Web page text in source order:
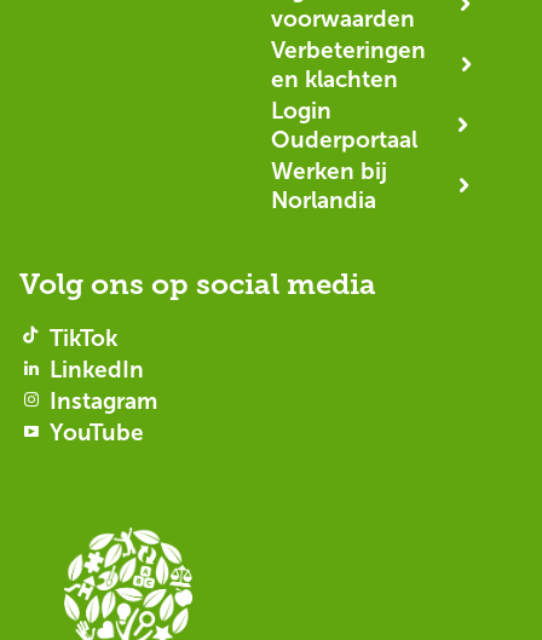
voorwaarden
Verbeteringen
en klachten
Login
Ouderportaal
Werken bij
Norlandia
Volg ons op social media
TikTok
LinkedIn
Instagram
YouTube